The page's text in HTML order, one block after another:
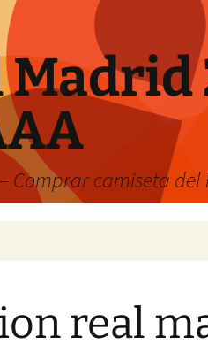
Comprar camiseta
real